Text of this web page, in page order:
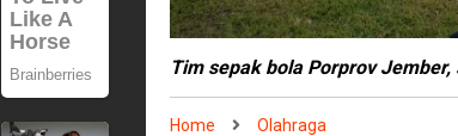
Tim sepak bola Porprov
Home Olahraga